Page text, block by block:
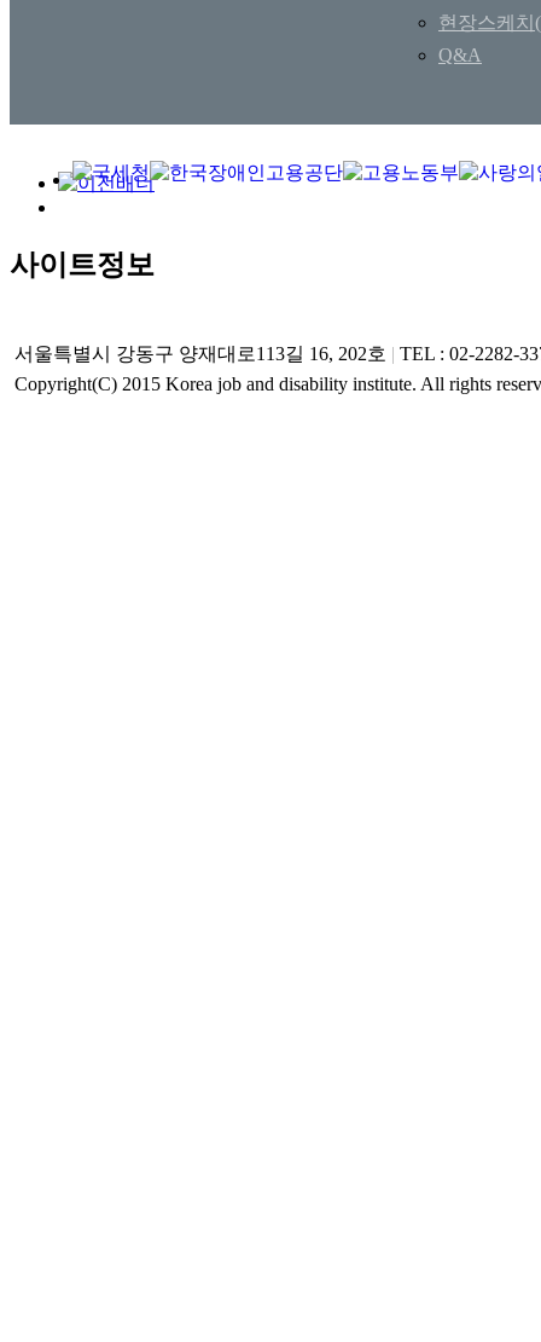
현장스케치
Q&A
사이트정보
서울특별시 강동구 양재대로113길 16, 202호 | TEL : 02-2282-
Copyright(C) 2015 Korea job and disability institute. All rights